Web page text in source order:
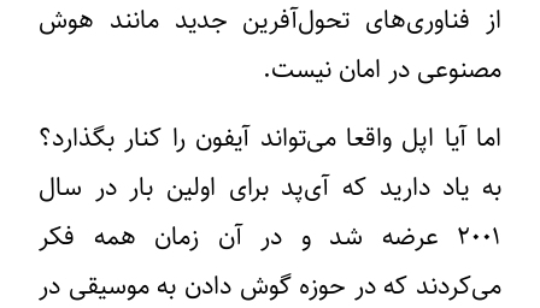
از فناوری‌های تحول‌آفرین جدید مانند هوش
مصنوعی در امان نیست.
اما آیا اپل واقعا می‌تواند آیفون را کنار بگذارد؟
به یاد دارید که آی‌پد برای اولین بار در سال
۲۰۰۱ عرضه شد و در آن زمان همه فکر
می‌کردند که در حوزه گوش دادن به موسیقی در